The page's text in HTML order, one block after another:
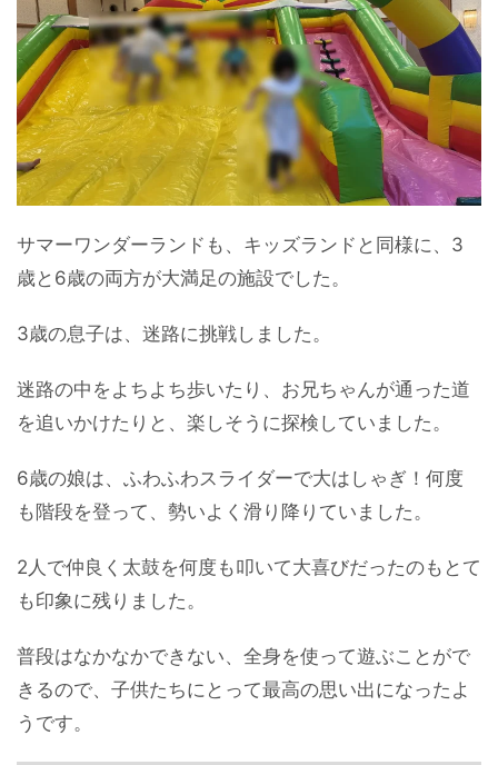
サマーワンダーランドも、キッズランドと同様に、3
歳と6歳の両方が大満足の施設でした。
3歳の息子は、迷路に挑戦しました。
迷路の中をよちよち歩いたり、お兄ちゃんが通った道
を追いかけたりと、楽しそうに探検していました。
6歳の娘は、ふわふわスライダーで大はしゃぎ！何度
も階段を登って、勢いよく滑り降りていました。
2人で仲良く太鼓を何度も叩いて大喜びだったのもとて
も印象に残りました。
普段はなかなかできない、全身を使って遊ぶことがで
きるので、子供たちにとって最高の思い出になったよ
うです。